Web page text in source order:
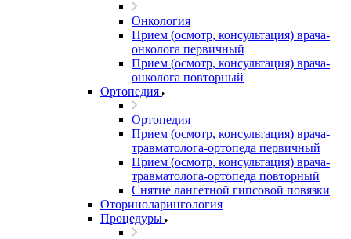
Онкология
Прием (осмотр, консультация) врача-
онколога первичный
Прием (осмотр, консультация) врача-
онколога повторный
Ортопедия
Ортопедия
Прием (осмотр, консультация) врача-
травматолога-ортопеда первичный
Прием (осмотр, консультация) врача-
травматолога-ортопеда повторный
Снятие лангетной гипсовой повязки
Оториноларингология
Процедуры